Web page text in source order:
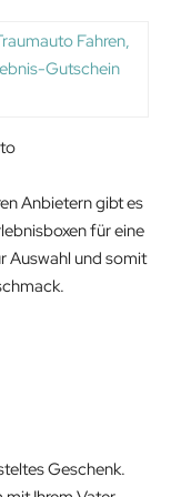
Anbietern gibt es
für eine
Auswahl und somit
Geschenk.